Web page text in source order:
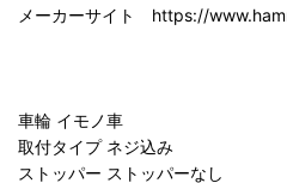
メーカーサイト https://
車輪 イモノ車
取付タイプ ネジ込み
ストッパー ストッパーなし